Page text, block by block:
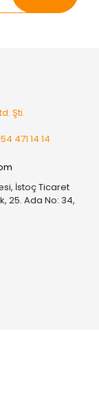
Şti.
471 14 14
İstoç Ticaret
25. Ada No: 34,